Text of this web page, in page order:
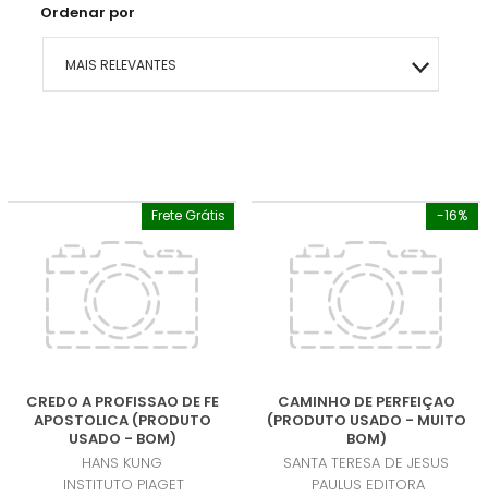
Ordenar por
MAIS RELEVANTES
MAIOR PREÇO
A - Z
Frete Grátis
CREDO A PROFISSAO DE FE
APOSTOLICA (PRODUTO
USADO - BOM)
HANS KUNG
INSTITUTO PIAGET
-16%
CAMINHO DE PERFEIÇAO
(PRODUTO USADO - MUITO
BOM)
SANTA TERESA DE JESUS
PAULUS EDITORA